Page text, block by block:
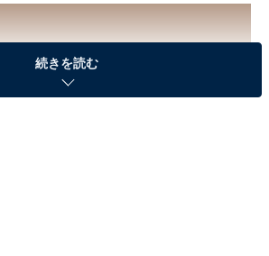
続きを読む